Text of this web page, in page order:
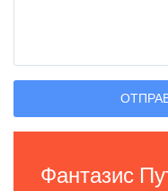
Фантазис